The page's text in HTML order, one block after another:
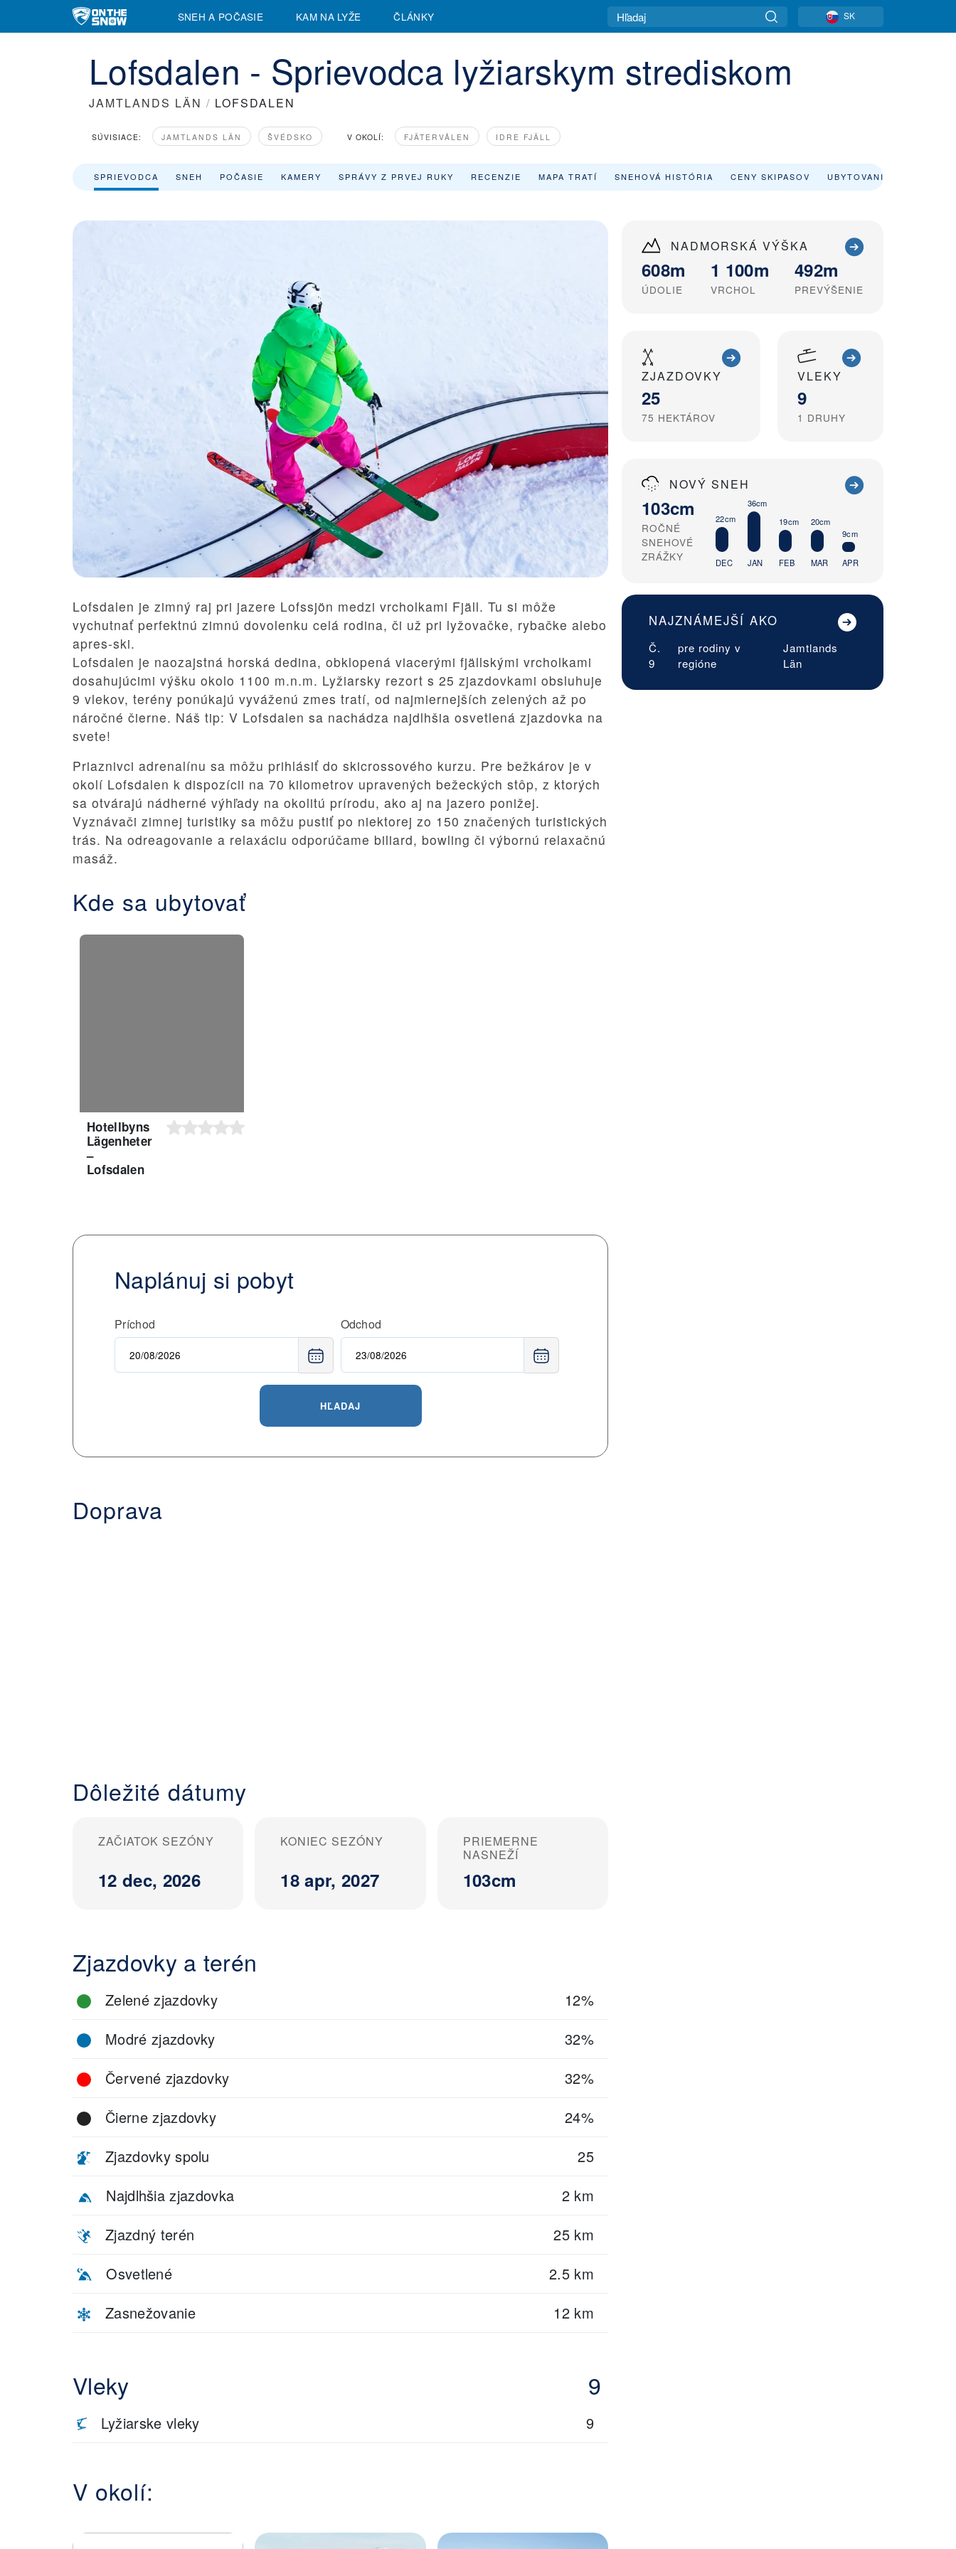
SNEH A POČASIE KAM NA LYŽE ČLÁNKY SK
Lofsdalen - Sprievodca lyžiarskym strediskom
JAMTLANDS LÄN / LOFSDALEN
SÚVISIACE: JAMTLANDS LÄN ŠVÉDSKO V OKOLÍ: FJÄTERVÅLEN IDRE FJÄLL
SPRIEVODCA SNEH POČASIE KAMERY SPRÁVY Z PRVEJ RUKY RECENZIE MAPA TRATÍ SNEHOVÁ HISTÓRIA CENY SKIPASOV UBYTOVANIE
NADMORSKÁ VÝŠKA
608m
ÚDOLIE
1 100m
VRCHOL
492m
PREVÝŠENIE
ZJAZDOVKY
25
75 HEKTÁROV
VLEKY
9
1 DRUHY
NOVÝ SNEH
103cm
ROČNÉ
SNEHOVÉ
ZRÁŽKY
22cm
DEC
36cm
JAN
19cm
FEB
20cm
MAR
9cm
APR
NAJZNÁMEJŠÍ AKO
Č.
9
pre rodiny v
regióne
Jamtlands
Län
Lofsdalen je zimný raj pri jazere Lofssjön medzi vrcholkami Fjäll. Tu si môže
vychutnať perfektnú zimnú dovolenku celá rodina, či už pri lyžovačke, rybačke alebo
apres-ski.
Lofsdalen je naozajstná horská dedina, obklopená viacerými fjällskými vrcholkami
dosahujúcimi výšku okolo 1100 m.n.m. Lyžiarsky rezort s 25 zjazdovkami obsluhuje
9 vlekov, terény ponúkajú vyváženú zmes tratí, od najmiernejších zelených až po
náročné čierne. Náš tip: V Lofsdalen sa nachádza najdlhšia osvetlená zjazdovka na
svete!
Priaznivci adrenalínu sa môžu prihlásiť do skicrossového kurzu. Pre bežkárov je v
okolí Lofsdalen k dispozícii na 70 kilometrov upravených bežeckých stôp, z ktorých
sa otvárajú nádherné výhľady na okolitú prírodu, ako aj na jazero ponižej.
Vyznávači zimnej turistiky sa môžu pustiť po niektorej zo 150 značených turistických
trás. Na odreagovanie a relaxáciu odporúčame biliard, bowling či výbornú relaxačnú
masáž.
Kde sa ubytovať
Hotellbyns
Lägenheter
–
Lofsdalen
Naplánuj si pobyt
Príchod Odchod
HĽADAJ
Doprava
Dôležité dátumy
ZAČIATOK SEZÓNY
12 dec, 2026
KONIEC SEZÓNY
18 apr, 2027
PRIEMERNE
NASNEŽÍ
103cm
Zjazdovky a terén
Zelené zjazdovky
12%
Modré zjazdovky
32%
Červené zjazdovky
32%
Čierne zjazdovky
24%
Zjazdovky spolu
25
Najdlhšia zjazdovka
2 km
Zjazdný terén
25 km
Osvetlené
2.5 km
Zasnežovanie
12 km
Vleky 9
Lyžiarske vleky 9
V okolí: